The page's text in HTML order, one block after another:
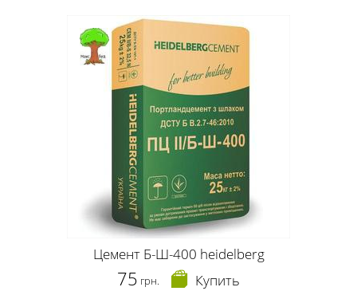
Цемент Б-Ш-400 heidelberg
75 грн.
Купить